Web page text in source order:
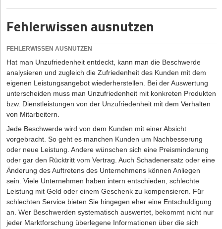
VORSICHT VOR SCHLECHTEN ODER UNPASSENDEN
REFERENZGEBERN
präsentieren will. Ein Beispiel für eine schlechte Referenz ist etwa
die vom Profi gestaltete Webseite – die der Kunde anschließend
eigenmächtig verändert hat, bis vom eigentlichen Design und
Inhalt nicht mehr viel übrig war. Wer solch eine unschöne Webseite
als Referenz angibt, schadet seinem Unternehmen mehr, als dass
ihm die Referenz helfen würde.
Kundenlob kann ein Unternehmen auch in eine falsche Schublade
stecken: Angenommen, ein Gründer möchte sich auf eine
bestimmte Branche spezialisieren. Der Zufall will es allerdings,
dass seine ersten Kunden aus ganz anderen Branchen kommen.
Dann wäre es fatal, diese Kunden als Referenz zu nennen.
Stattdessen sollte der Gründer weiter in seiner Wunschbranche
akquirieren, bis er jemanden gefunden hat, der sich als „richtige“
Referenz eignet.
Ebenso verhält es sich mit Kunden, die in Branchen mit einem
schlechten Ruf tätig sind: Wer zum Beispiel auch mal Aufträge für
Fehlerwissen ausnutzen
FEHLERWISSEN AUSNUTZEN
Hat man Unzufriedenheit entdeckt, kann man die Beschwerde
analysieren und zugleich die Zufriedenheit des Kunden mit dem
eigenen Leistungsangebot wiederherstellen. Bei der Auswertung
unterscheiden muss man Unzufriedenheit mit konkreten Produkten
bzw. Dienstleistungen von der Unzufriedenheit mit dem Verhalten
von Mitarbeitern.
Jede Beschwerde wird von dem Kunden mit einer Absicht
vorgebracht. So geht es manchen Kunden um Nachbesserung
oder neue Leis­tung. Andere wünschen sich eine Preisminderung
oder gar den Rücktritt vom Vertrag. Auch Schadenersatz oder eine
Änderung des Auftretens des Unternehmens können Anliegen
sein. Viele Unternehmen haben intern entschieden, schlechte
Leistung mit Geld oder einem Geschenk zu kompen­sieren. Für
schlechten Service bieten Sie hingegen eher eine Entschuldigung
an. Wer Beschwerden systematisch auswertet, bekommt nicht nur
jeder Marktforschung überlegene Informationen über die sich